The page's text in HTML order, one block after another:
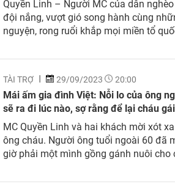
Quyền Linh – Người MC của dân
đội nắng, vượt gió song hành cùng
nguyện, rong ruổi khắp mọi miền tổ
đến một tương lai tươi sáng. Người...
TÀI TRỢ 29/09/2023 20:00
Mái ấm gia đình Việt: Nỗi lo của ông
sẽ ra đi lúc nào, sợ rằng để lại cháu
MC Quyền Linh và hai khách mời xót
ông cháu. Người ông tuổi ngoài 60 đã
giờ phải một mình gồng gánh nuôi cho
Quyền Linh....